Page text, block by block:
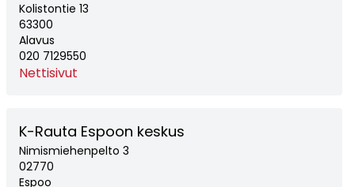
Kolistontie 13
63300
Alavus
020 7129550
Nettisivut
K-Rauta Espoon keskus
Nimismiehenpelto 3
02770
Espoo